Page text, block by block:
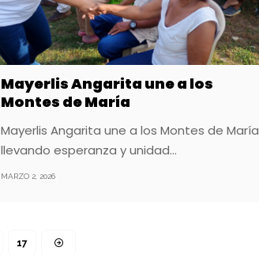
Mayerlis Angarita une a los
Montes de María
Mayerlis Angarita une a los Montes de María
llevando esperanza y unidad…
MARZO 2, 2026
17